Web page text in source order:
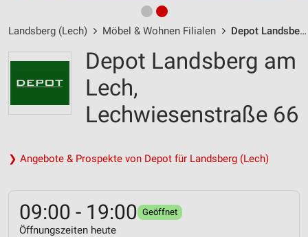
Landsberg (Lech) Möbel & Wohnen Filialen Depot Landsberg am Lech / Lechwiesenstraße 66 - Öffnungszeiten & Adresse
Depot Landsberg am
Lech,
Lechwiesenstraße 66
❯ Angebote & Prospekte von Depot für Landsberg (Lech)
09:00 - 19:00 Geöffnet
Öffnungszeiten heute